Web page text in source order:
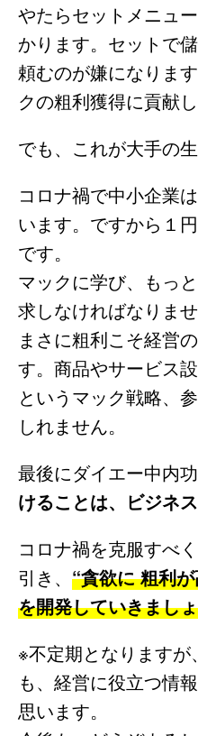
やたらセットメニュ
かります。セットで
頼むのが嫌になりま
クの粗利獲得に貢献
でも、これが大手の
コロナ禍で中小企業
います。ですから１
です。
マックに学び、もっ
求しなければなりませ
まさに粗利こそ経営
す。商品やサービス
というマック戦略、
しれません。
最後にダイエー中内
けることは、ビジネ
コロナ禍を克服すべ
引き、 “貪欲に 粗利
を開発していきまし
※不定期となります
も、経営に役立つ情
思います。